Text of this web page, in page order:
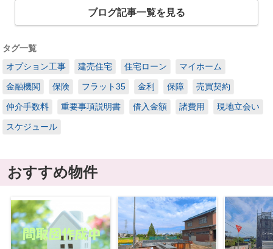
ブログ記事一覧を見る
タグ一覧
オプション工事
建売住宅 住宅ローン マイホーム
金融機関 保険 フラット35 金利 保障 売買契約
仲介手数料 重要事項説明書 借入金額 諸費用 現地立会い
スケジュール
おすすめ物件